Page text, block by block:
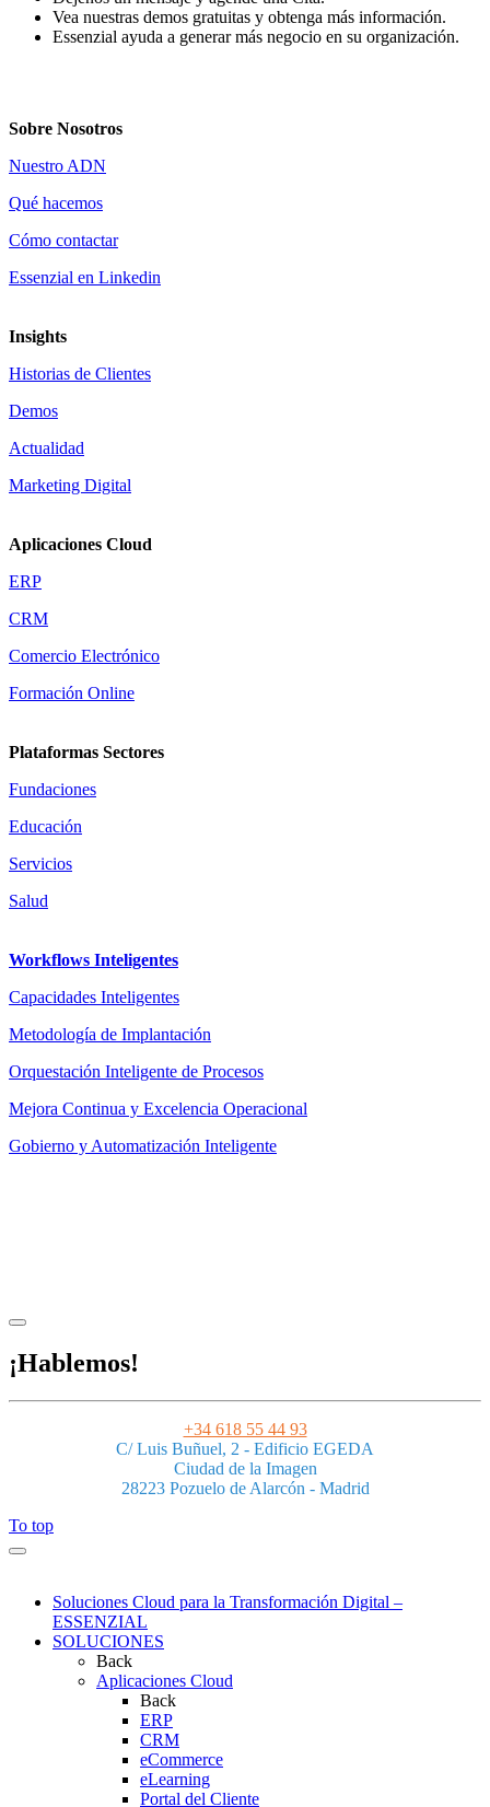
Vea nuestras demos gratuitas y obtenga más información.
Essenzial ayuda a generarmás negocio en su organización.
Sobre Nosotros
Nuestro ADN
Qué hacemos
Cómo contactar
Essenzial en Linkedin
Insights
Historias de Clientes
Demos
Actualidad
Marketing Digital
Aplicaciones Cloud
ERP
CRM
Comercio Electrónico
Formación Online
Plataformas Sectores
Fundaciones
Educación
Servicios
Salud
Workflows Inteligentes
Capacidades Inteligentes
Metodología de Implantación
Orquestación Inteligente de Procesos
Mejora Continua y Excelencia Operacional
Gobierno y Automatización Inteligente
¡Hablemos!
+34 618 55 44 93
C/ Luis Buñuel, 2 - Edificio EGEDA
Ciudad de la Imagen
28223 Pozuelo de Alarcón - Madrid
To top
Soluciones Cloud para la Transformación Digital –
ESSENZIAL
SOLUCIONES
Back
Aplicaciones Cloud
Back
ERP
CRM
eCommerce
eLearning
Portal del Cliente